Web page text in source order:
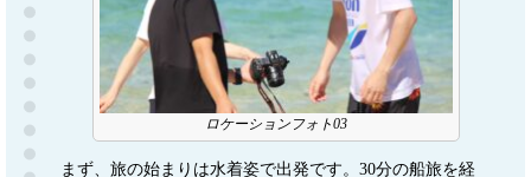
ロケーションフォト03
まず、旅の始まりは水着姿で出発です。30分の船旅を経